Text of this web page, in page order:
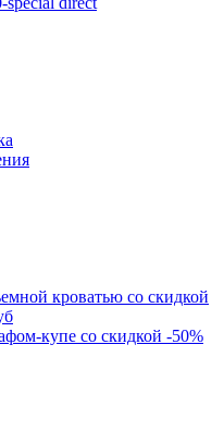
кроватью со скидкой
купе со скидкой -50%